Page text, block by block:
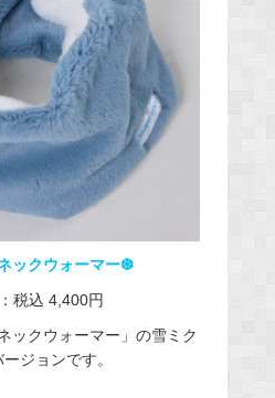
ックウォーマー❆
税込 4,400円​
クウォーマー」の雪ミク
ジョンです。